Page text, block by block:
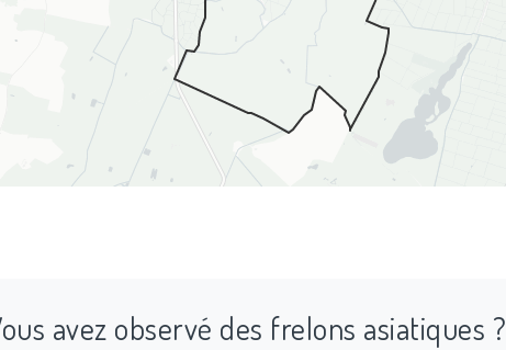
avez observé des frelons asiatiques ?